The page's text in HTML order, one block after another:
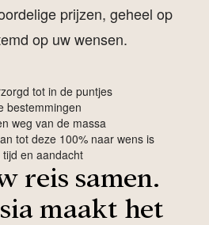
prijzen, geheel op
op uw wensen.
tot in de puntjes
bestemmingen
weg van de massa
tot deze 100% naar wens is
tijd en aandacht
reis samen.
maakt het